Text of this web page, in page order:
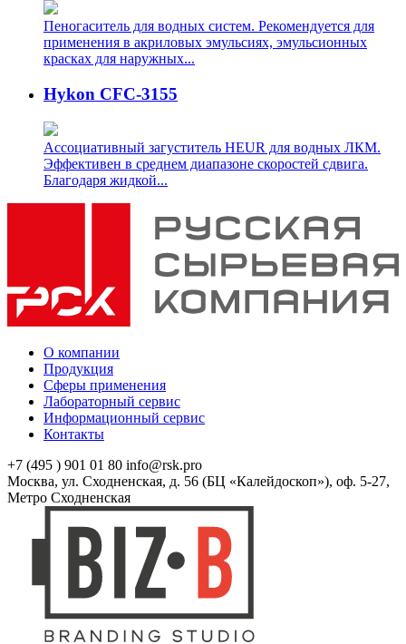
Пеногаситель для водных систем. Рекомендуется для
применения в акриловых эмульсиях, эмульсионных
красках для наружных...
Hykon CFC-3155
Ассоциативный загуститель HEUR для водных ЛКМ.
Эффективен в среднем диапазоне скоростей сдвига.
Благодаря жидкой...
О компании
Продукция
Сферы применения
Лабораторный сервис
Информационный сервис
Контакты
+7 (495 ) 901 01 80 info@rsk.pro
Москва, ул. Сходненская, д. 56 (БЦ «Калейдоскоп»), оф. 5-27,
Метро Сходненская